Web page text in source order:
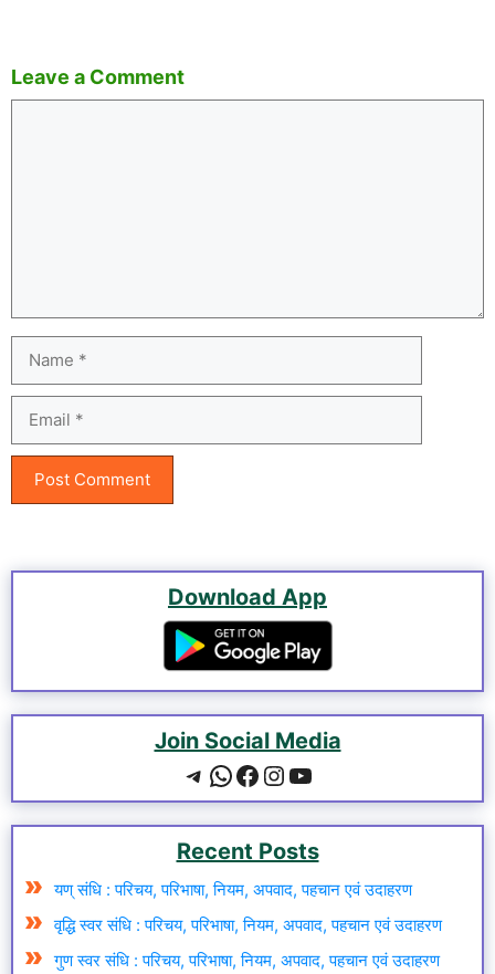
Leave a Comment
Download App
Join Social Media
Telegram
WhatsApp
Facebook
Instagram
YouTube
Recent Posts
यण् संधि : परिचय, परिभाषा, नियम, अपवाद, पहचान एवं उदाहरण
वृद्धि स्वर संधि : परिचय, परिभाषा, नियम, अपवाद, पहचान एवं उदाहरण
गुण स्वर संधि : परिचय, परिभाषा, नियम, अपवाद, पहचान एवं उदाहरण